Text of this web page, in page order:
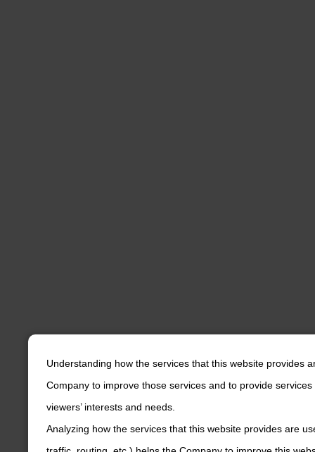
Understanding how the services that this website provides
Company to improve those services and to provide
viewers’ interests and needs.
Analyzing how the services that this website provides are